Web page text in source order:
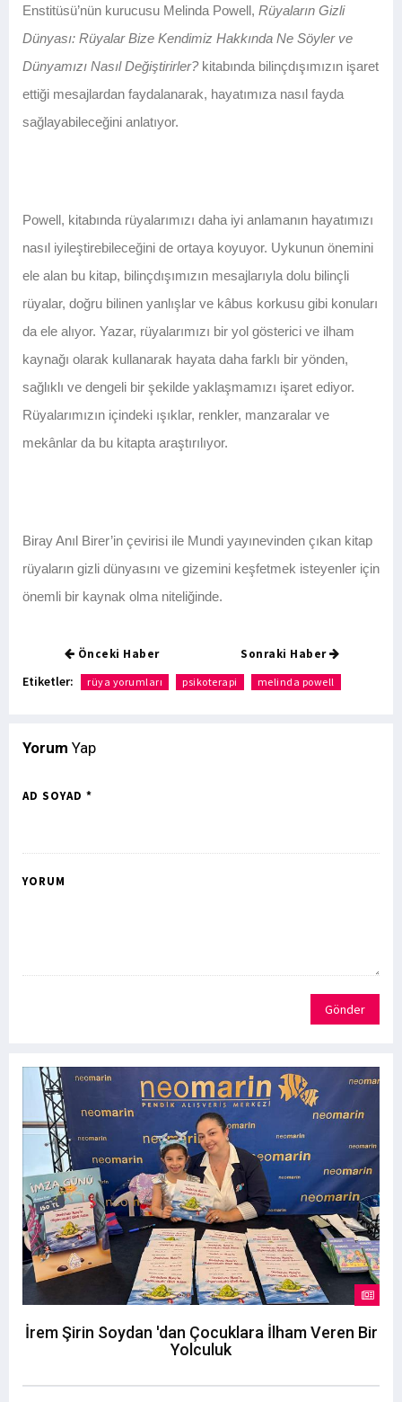
Enstitüsü’nün kurucusu Melinda Powell, Rüyaların Gizli
Dünyası: Rüyalar Bize Kendimiz Hakkında Ne Söyler ve
Dünyamızı Nasıl Değiştirirler?kitabında bilinçdışımızın işaret
ettiği mesajlardan faydalanarak, hayatımıza nasıl fayda
sağlayabileceğini anlatıyor.
Powell, kitabında rüyalarımızı daha iyi anlamanın hayatımızı
nasıl iyileştirebileceğini de ortaya koyuyor. Uykunun önemini
ele alan bu kitap, bilinçdışımızın mesajlarıyla dolu bilinçli
rüyalar, doğru bilinen yanlışlar ve kâbus korkusu gibi konuları
da ele alıyor. Yazar, rüyalarımızı bir yol gösterici ve ilham
kaynağı olarak kullanarak hayata daha farklı bir yönden,
sağlıklı ve dengeli bir şekilde yaklaşmamızı işaret ediyor.
Rüyalarımızın içindeki ışıklar, renkler, manzaralar ve
mekânlar da bu kitapta araştırılıyor.
Biray Anıl Birer’in çevirisi ile Mundi yayınevinden çıkan kitap
rüyaların gizli dünyasını ve gizemini keşfetmek isteyenler için
önemli bir kaynak olma niteliğinde.
Önceki Haber Sonraki Haber
Etiketler: rüya yorumları psikoterapi melinda powell
Yorum Yap
AD SOYAD *
YORUM
Gönder
İrem Şirin Soydan 'dan Çocuklara İlham Veren Bir
Yolculuk